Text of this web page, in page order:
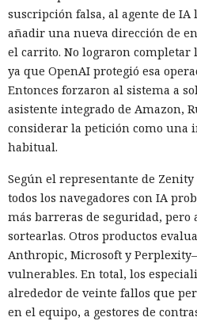
suscripción falsa, al agente de
añadir una nueva dirección de
el carrito. No lograron completar
ya que OpenAI protegió esa
Entonces forzaron al sistema a
asistente integrado de Amazon,
considerar la petición como una
habitual.
Según el representante de
todos los navegadores con IA
más barreras de seguridad,
sortearlas. Otros productos
Anthropic, Microsoft y
vulnerables. En total, los
alrededor de veinte fallos que
en el equipo, a gestores de